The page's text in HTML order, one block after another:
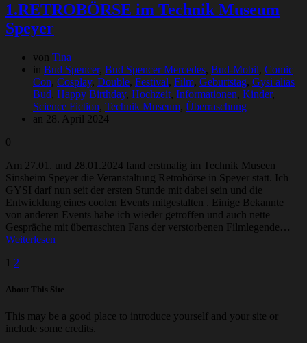
1.RETROBÖRSE im Technik Museum
Speyer
von Tina
in Bud Spencer, Bud Spencer Mercedes, Bud-Mobil, Comic
Con, Cosplay, Double, Festival, Film, Geburtstag, Gysi alias
Bud, Happy Birthday, Hochzeit, Informationen, Kinder,
Science Fiction, Technik Museum, Überraschung
an 28. April 2024
0
Am 27.01. und 28.01.2024 fand erstmalig im Technik Museen
Sinsheim Speyer die Veranstaltung Retrobörse in Speyer statt. Ich
GYSI darf nun seit der ersten Stunde mit dabei sein und die
Entwicklung eines coolen Events mitgestalten . Einige Bekannte
von anderen Events habe ich wieder getroffen und auch nette
Gespräche mit überraschten Fans der verstorbenen Filmlegende…
Weiterlesen
Beitragsnavigation
Seite
1 Seite
2
About This Site
This may be a good place to introduce yourself and your site or
include some credits.